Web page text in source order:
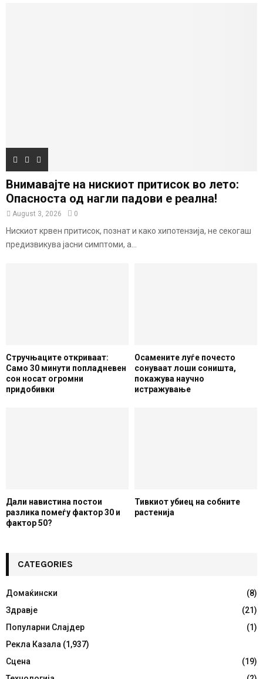
Внимавајте на нискиот притисок во лето:
Опасноста од нагли падови е реална!
August 3, 2026 0
Нискиот крвен притисок, познат и како хипотензија, не секогаш
предизвикува јасни симптоми, а...
Стручњаците откриваат:
Само 30 минути попладневен
сон носат огромни
придобивки
Осамените луѓе почесто
сонуваат лоши соништа,
покажува научно
истражување
Дали навистина постои
разлика помеѓу фактор 30 и
фактор 50?
Тивкиот убиец на собните
растенија
CATEGORIES
Домаќински
(8)
Здравје
(21)
Популарни Слајдер
(1)
Рекла Казала (1,937)
Сцена
(19)